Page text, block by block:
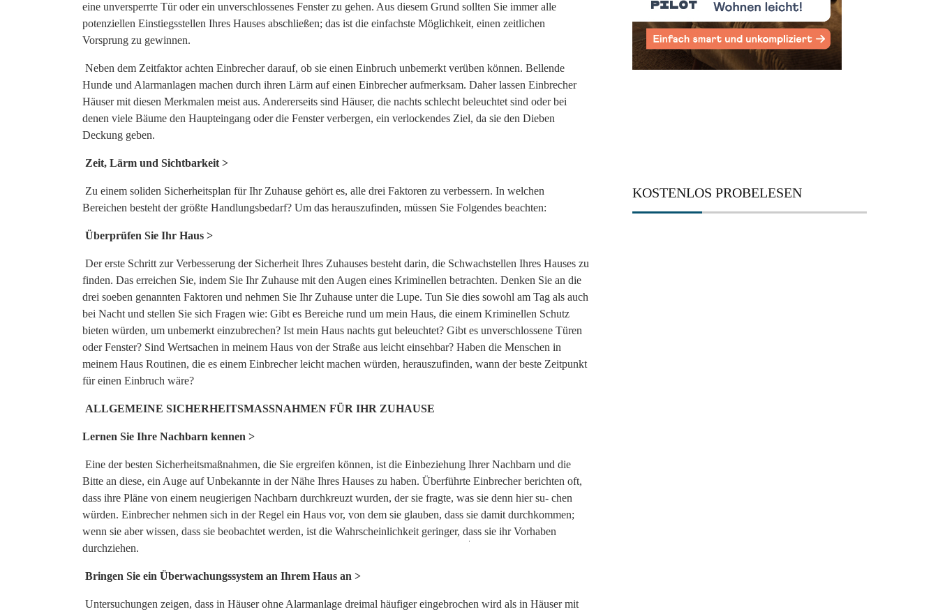
eine unversperrte Tür oder ein unverschlossenes Fenster zu gehen. Aus diesem Grund sollten Sie immer alle
potenziellen Einstiegsstellen Ihres Hauses abschließen; das ist die einfachste Möglichkeit, einen zeitlichen
Vorsprung zu gewinnen.
Neben dem Zeitfaktor achten Einbrecher darauf, ob sie einen Einbruch unbemerkt verüben können. Bellende
Hunde und Alarmanlagen machen durch ihren Lärm auf einen Einbrecher aufmerksam. Daher lassen Einbrecher
Häuser mit diesen Merkmalen meist aus. Andererseits sind Häuser, die nachts schlecht beleuchtet sind oder bei
denen viele Bäume den Haupteingang oder die Fenster verbergen, ein verlockendes Ziel, da sie den Dieben
Deckung geben.
Zeit, Lärm und Sichtbarkeit >
Zu einem soliden Sicherheitsplan für Ihr Zuhause gehört es, alle drei Faktoren zu verbessern. In welchen
Bereichen besteht der größte Handlungsbedarf? Um das herauszufinden, müssen Sie Folgendes beachten:
Überprüfen Sie Ihr Haus >
Der erste Schritt zur Verbesserung der Sicherheit Ihres Zuhauses besteht darin, die Schwachstellen Ihres Hauses zu
finden. Das erreichen Sie, indem Sie Ihr Zuhause mit den Augen eines Kriminellen betrachten. Denken Sie an die
drei soeben genannten Faktoren und nehmen Sie Ihr Zuhause unter die Lupe. Tun Sie dies sowohl am Tag als auch
bei Nacht und stellen Sie sich Fragen wie: Gibt es Bereiche rund um mein Haus, die einem Kriminellen Schutz
bieten würden, um unbemerkt einzubrechen? Ist mein Haus nachts gut beleuchtet? Gibt es unverschlossene Türen
oder Fenster? Sind Wertsachen in meinem Haus von der Straße aus leicht einsehbar? Haben die Menschen in
meinem Haus Routinen, die es einem Einbrecher leicht machen würden, herauszufinden, wann der beste Zeitpunkt
für einen Einbruch wäre?
ALLGEMEINE SICHERHEITSMASSNAHMEN FÜR IHR ZUHAUSE
Lernen Sie Ihre Nachbarn kennen >
Eine der besten Sicherheitsmaßnahmen, die Sie ergreifen können, ist die Einbeziehung Ihrer Nachbarn und die
Bitte an diese, ein Auge auf Unbekannte in der Nähe Ihres Hauses zu haben. Überführte Einbrecher berichten oft,
dass ihre Pläne von einem neugierigen Nachbarn durchkreuzt wurden, der sie fragte, was sie denn hier su- chen
würden. Einbrecher nehmen sich in der Regel ein Haus vor, von dem sie glauben, dass sie damit durchkommen;
wenn sie aber wissen, dass sie beobachtet werden, ist die Wahrscheinlichkeit geringer, dass sie ihr Vorhaben
durchziehen.
Bringen Sie ein Überwachungssystem an Ihrem Haus an >
Untersuchungen zeigen, dass in Häuser ohne Alarmanlage dreimal häufiger eingebrochen wird als in Häuser mit
KOSTENLOS PROBELESEN